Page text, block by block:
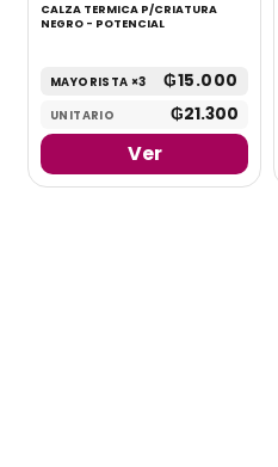
CALZA TERMICA P/CRIATURA
NEGRO - POTENCIAL
MAYORISTA ×3 ₲15.000
UNITARIO ₲21.300
Ver